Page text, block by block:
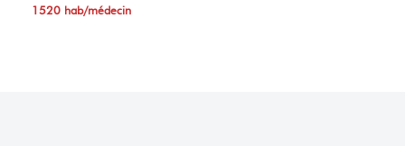
1520 hab/médecin